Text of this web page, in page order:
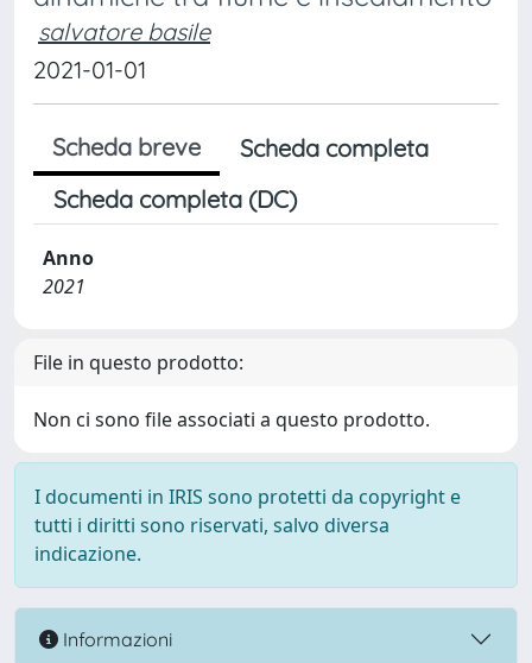
salvatore basile
2021-01-01
Scheda breve
Scheda completa
Scheda completa (DC)
Anno
2021
File in questo prodotto:
Non ci sono file associati a questo prodotto.
I documenti in IRIS sono protetti da copyright e
tutti i diritti sono riservati, salvo diversa
indicazione.
Informazioni